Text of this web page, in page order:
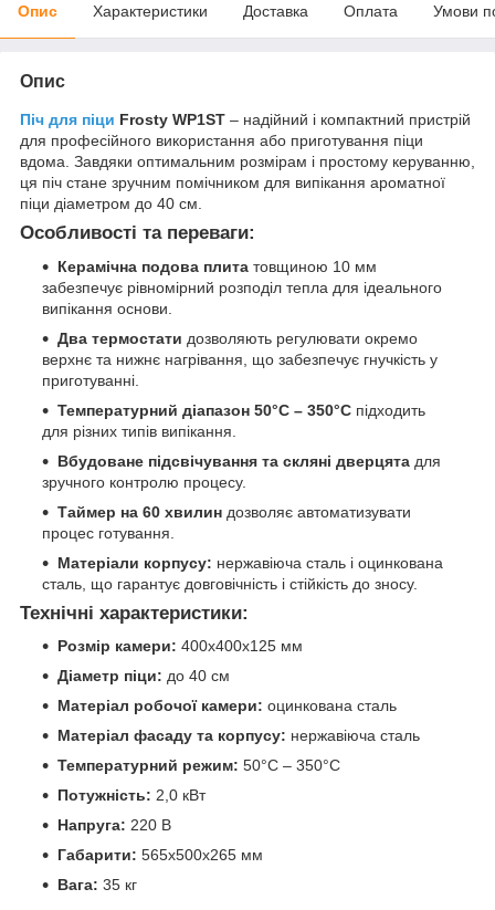
Опис Характеристики Доставка Оплата Умови
Опис
Піч для піци Frosty WP1ST – надійний і компактний пристрій
для професійного використання або приготування піци
вдома. Завдяки оптимальним розмірам і простому керуванню,
ця піч стане зручним помічником для випікання ароматної
піци діаметром до 40 см.
Особливості та переваги:
Керамічна подова плита товщиною 10 мм
забезпечує рівномірний розподіл тепла для ідеального
випікання основи.
Два термостати дозволяють регулювати окремо
верхнє та нижнє нагрівання, що забезпечує гнучкість у
приготуванні.
Температурний діапазон 50°C – 350°C підходить
для різних типів випікання.
Вбудоване підсвічування та скляні дверцята для
зручного контролю процесу.
Таймер на 60 хвилин дозволяє автоматизувати
процес готування.
Матеріали корпусу: нержавіюча сталь і оцинкована
сталь, що гарантує довговічність і стійкість до зносу.
Технічні характеристики:
Розмір камери: 400х400х125 мм
Діаметр піци: до 40 см
Матеріал робочої камери: оцинкована сталь
Матеріал фасаду та корпусу: нержавіюча сталь
Температурний режим: 50°C – 350°C
Потужність: 2,0 кВт
Напруга: 220 В
Габарити: 565х500х265 мм
Вага: 35 кг